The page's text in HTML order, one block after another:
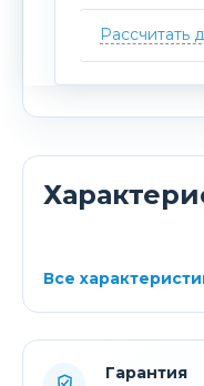
Рассчитать
Все
Гарантия